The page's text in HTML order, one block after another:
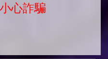
小心詐騙